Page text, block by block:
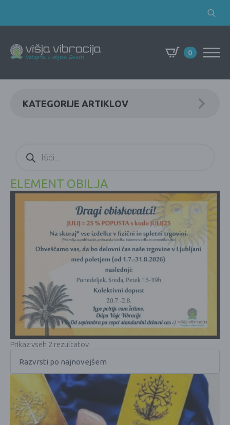
Search
0
KATEGORIJE ARTIKLOV
search
ELEMENT OBILJA
Prikaz vseh 2 rezultatov